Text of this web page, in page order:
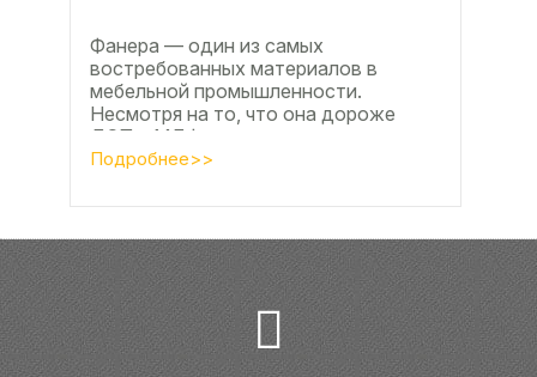
Фанера — один из самых
востребованных материалов в
мебельной промышленности.
Несмотря на то, что она дороже
ДСП и МДФ , ее очень часто
используют для изготовления...
Подробнее>>